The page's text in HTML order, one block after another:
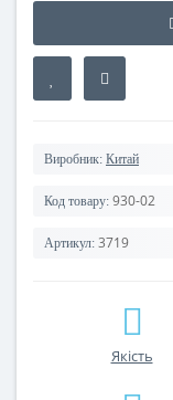
Виробник: Китай
Код товару: 930-02
Артикул: 3719
Якість